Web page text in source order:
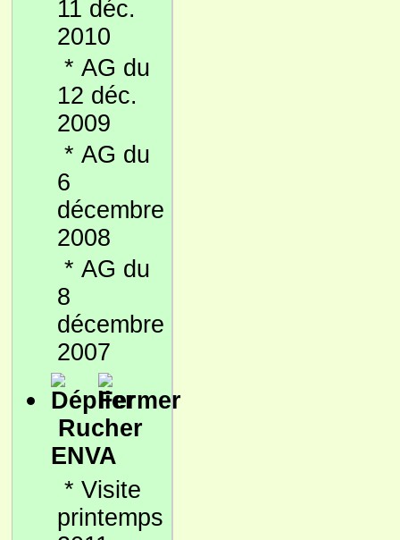
11 déc.
2010
* AG du
12 déc.
2009
* AG du
6
décembre
2008
* AG du
8
décembre
2007
Rucher
ENVA
* Visite
printemps